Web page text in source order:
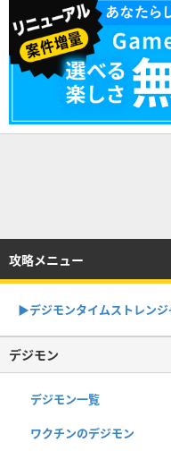
攻略メニュー
▶︎デジモンタイムストレンジ
デジモン
デジモン一覧
ワクチンのデジモン